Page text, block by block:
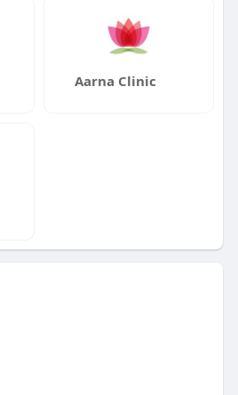
Aarna Clinic